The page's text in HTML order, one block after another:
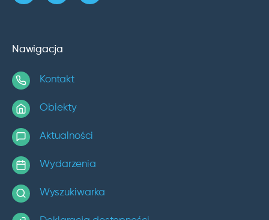
Nawigacja
Kontakt
Obiekty
Aktualności
Wydarzenia
Wyszukiwarka